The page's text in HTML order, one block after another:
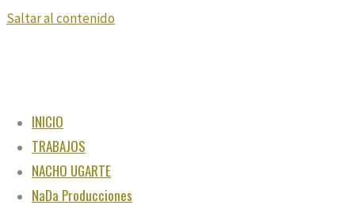
Saltar al contenido
INICIO
TRABAJOS
NACHO UGARTE
NaDa Producciones